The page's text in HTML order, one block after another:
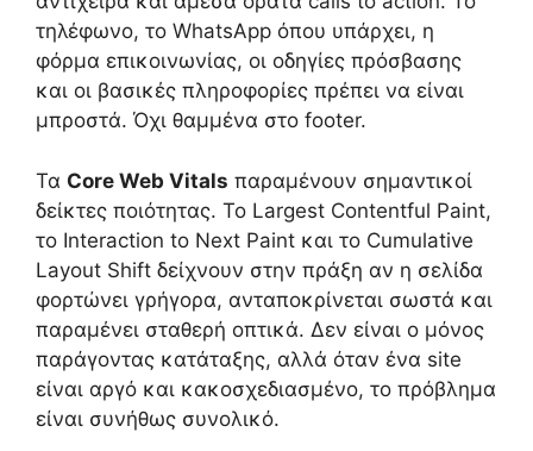
τηλέφωνο, το WhatsApp όπου υπάρχει, η
φόρμα επικοινωνίας, οι οδηγίες πρόσβασης
και οι βασικές πληροφορίες πρέπει να είναι
μπροστά. Όχι θαμμένα στο footer.
Τα Core Web Vitals παραμένουν σημαντικοί
δείκτες ποιότητας. Το Largest Contentful Paint,
το Interaction to Next Paint και το Cumulative
Layout Shift δείχνουν στην πράξη αν η σελίδα
φορτώνει γρήγορα, ανταποκρίνεται σωστά και
παραμένει σταθερή οπτικά. Δεν είναι ο μόνος
παράγοντας κατάταξης, αλλά όταν ένα site
είναι αργό και κακοσχεδιασμένο, το πρόβλημα
είναι συνήθως συνολικό.